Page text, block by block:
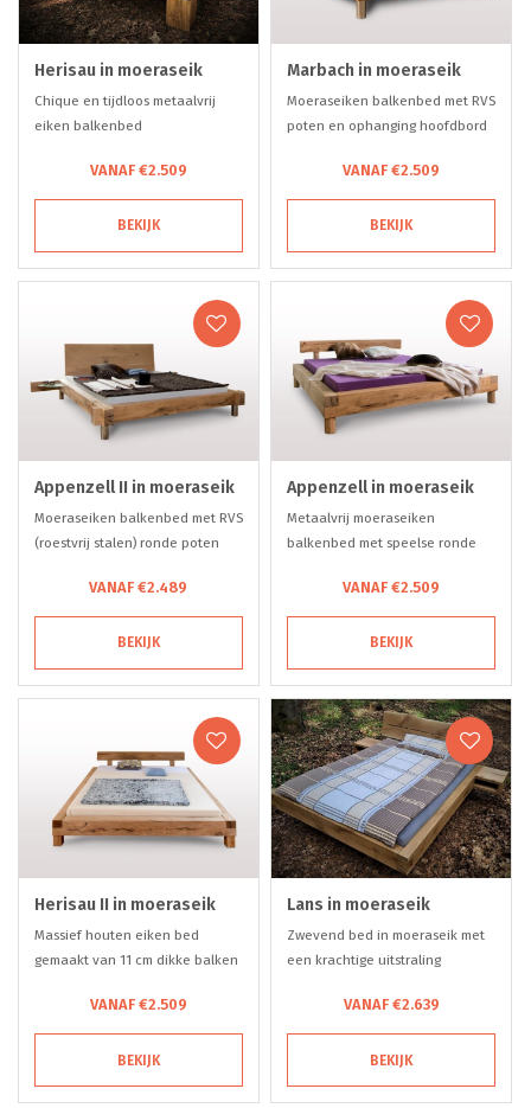
Herisau in moeraseik
Chique en tijdloos metaalvrij
eiken balkenbed
VANAF €2.509
BEKIJK
Marbach in moeraseik
Moeraseiken balkenbed met RVS
poten en ophanging hoofdbord
VANAF €2.509
BEKIJK
Appenzell II in moeraseik
Moeraseiken balkenbed met RVS
(roestvrij stalen) ronde poten
VANAF €2.489
BEKIJK
Appenzell in moeraseik
Metaalvrij moeraseiken
balkenbed met speelse ronde
VANAF €2.509
BEKIJK
Herisau II in moeraseik
Massief houten eiken bed
gemaakt van 11 cm dikke balken
VANAF €2.509
BEKIJK
Lans in moeraseik
Zwevend bed in moeraseik met
een krachtige uitstraling
VANAF €2.639
BEKIJK